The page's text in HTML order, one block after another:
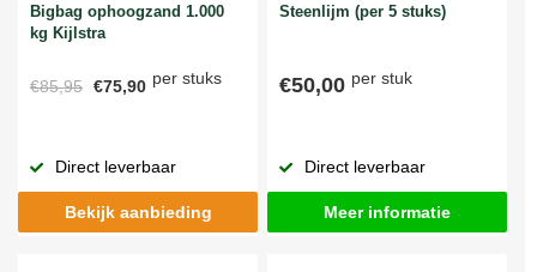
Bigbag ophoogzand 1.000
kg Kijlstra
€85,95 €75,90 per stuks
Direct leverbaar
Bekijk aanbieding
Steenlijm (per 5 stuks)
€50,00 per stuk
Direct leverbaar
Meer informatie